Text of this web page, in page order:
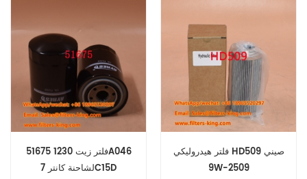
VOE3855319 استخدام لفولفو
TAD1630.
51675 فلتر زيت 1230A046
لشاحنة كانتر 7C15D
فلتر هيدروليكي HD509 صيني
9W-2509